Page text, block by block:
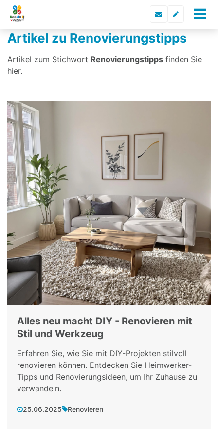
Artikel zu Renovierungstipps
Artikel zum Stichwort Renovierungstipps finden Sie
hier.
Alles neu macht DIY - Renovieren mit
Stil und Werkzeug
Erfahren Sie, wie Sie mit DIY-Projekten stilvoll
renovieren können. Entdecken Sie Heimwerker-
Tipps und Renovierungsideen, um Ihr Zuhause zu
verwandeln.
25.06.2025 Renovieren